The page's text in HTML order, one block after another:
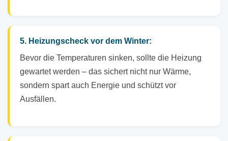
5. Heizungscheck vor dem Winter:
Bevor die Temperaturen sinken, sollte die Heizung
gewartet werden – das sichert nicht nur Wärme,
sondern spart auch Energie und schützt vor
Ausfällen.